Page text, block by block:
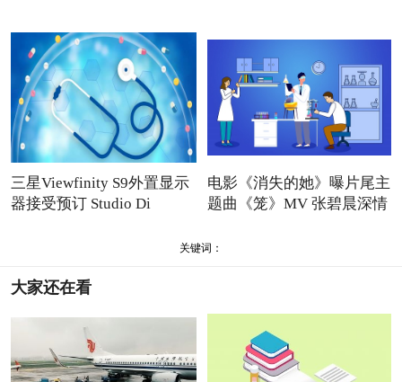
三星Viewfinity S9外置显示
器接受预订 Studio Di
电影《消失的她》曝片尾主
题曲《笼》MV 张碧晨深情
关键词：
大家还在看